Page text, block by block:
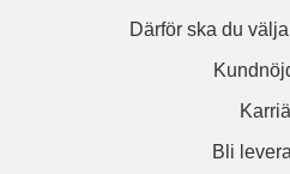
Därför ska du
Bli